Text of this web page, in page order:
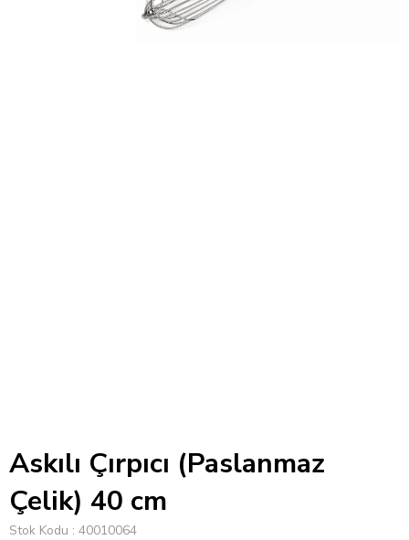
Askılı Çırpıcı (Paslanmaz
Çelik) 40 cm
Stok Kodu
40010064